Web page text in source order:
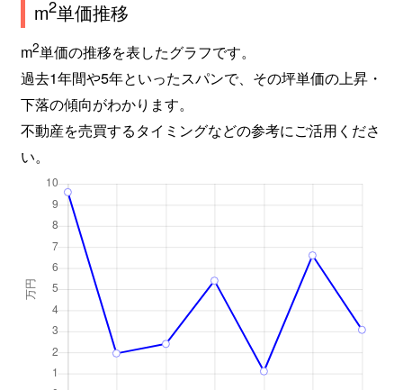
m2単価推移
m2単価の推移を表したグラフです。
過去1年間や5年といったスパンで、その坪単価の上昇・
下落の傾向がわかります。
不動産を売買するタイミングなどの参考にご活用くださ
い。